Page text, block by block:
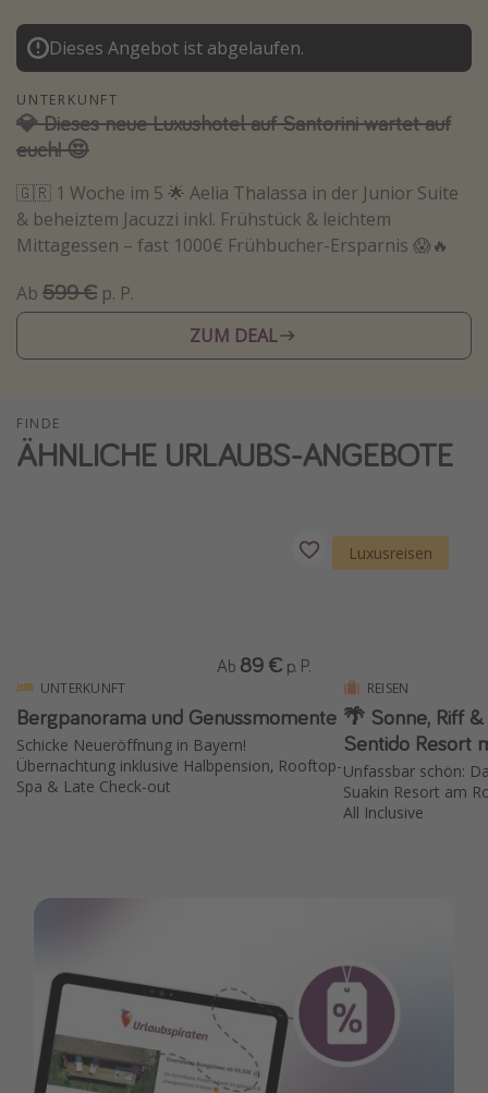
Normandie Urlaub
Goa Urlaub
St. Lucia Urlaub
Kefalonia Urlaub
Tulum Urlaub
Sri Lanka Rundreise
Disneyland Paris
Hotels in Amsterdam
Hotels am Achensee
Weitere Themen
Rundreisen in Thailand
Reisepassfreie Reiseziele
Travel Know How
Silvesterreisen
Last Minute Urlaub Mallorca
Dieses Angebot ist abgelaufen.
UNTERKUNFT
💎 Dieses neue Luxushotel auf Santorini wartet auf
euch! 😍
🇬🇷 1 Woche im 5 🌟 Aelia Thalassa in der Junior Suite
& beheiztem Jacuzzi inkl. Frühstück & leichtem
Mittagessen – fast 1000€ Frühbucher-Ersparnis 😱🔥
Ab 599 € p. P.
ZUM DEAL
FINDE
ÄHNLICHE URLAUBS-ANGEBOTE
UNTERKUNFT
Bergpanorama und Genussmomente
Schicke Neueröffnung in Bayern!
Übernachtung inklusive Halbpension, Rooftop-
Spa & Late Check-out
Ab 89 € p. P.
Luxusreisen
REISEN
🌴 Sonne, Riff
Sentido Resort
Unfassbar schön:
Suakin Resort am
All Inclusive